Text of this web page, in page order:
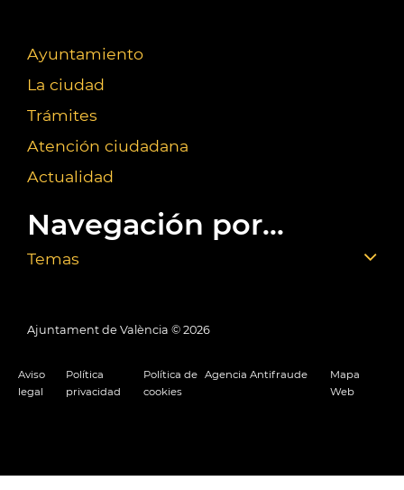
Ayuntamiento
La ciudad
Trámites
Atención ciudadana
Actualidad
Navegación por...
Temas
Ajuntament de València © 2026
Aviso
legal
Política
privacidad
Política de
cookies
Agencia Antifraude
Mapa
Web